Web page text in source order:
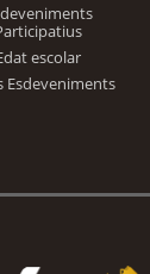
Trinidad Alfonso
escolar
Esdeveniments